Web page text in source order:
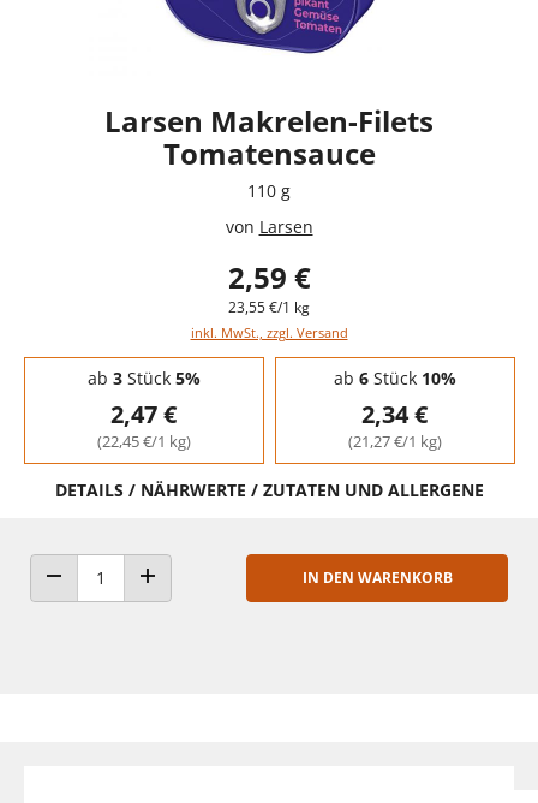
Larsen Makrelen-Filets
Tomatensauce
110 g
von Larsen
2,59 €
23,55 €/1 kg
inkl. MwSt., zzgl. Versand
Staffelpreise - Mengenrabatt
ab 3Stück 5%
2,47 €
(22,45 €/1 kg)
ab 6Stück 10%
2,34 €
(21,27 €/1 kg)
DETAILS / NÄHRWERTE / ZUTATEN UND ALLERGENE
ANZAHL VERRINGERNANZAHL ERHÖHEN
IN DEN WARENKORB